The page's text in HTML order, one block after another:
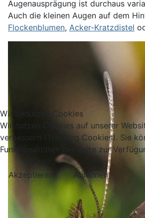
Augenausprägung ist durchaus
Auch die kleinen Augen auf dem
Flockenblumen, Acker-Kratzdistel
Wir benutzen Cookies
Wir nutzen Cookies auf unserer
verbessern (Tracking Cookies). Sie
Funktionalitäten der Seite zur
Akzeptieren
Ablehnen